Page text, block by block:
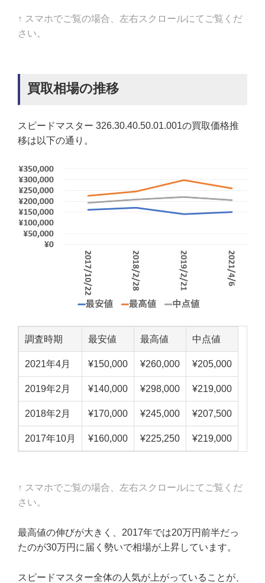
↑ スマホでご覧の場合、左右スクロールにてご覧くだ
さい。
買取相場の推移
スピードマスター 326.30.40.50.01.001の買取価格推
移は以下の通り。
調査時期 最安値 最高値 中点値
2021年4月 ¥150,000 ¥260,000 ¥205,000
2019年2月 ¥140,000 ¥298,000 ¥219,000
2018年2月 ¥170,000 ¥245,000 ¥207,500
2017年10月 ¥160,000 ¥225,250 ¥219,000
↑ スマホでご覧の場合、左右スクロールにてご覧くだ
さい。
最高値の伸びが大きく、2017年では20万円前半だっ
たのが30万円に届く勢いで相場が上昇しています。
スピードマスター全体の人気が上がっていることが、